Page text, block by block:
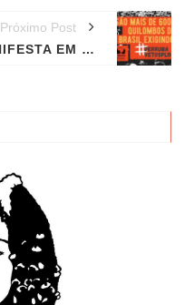
Próximo Post
CONAQ MANIFESTA EM NOTA REPÚDIO E MOTIVOS PARA DERRUBADA DOS VETOS AO PL 1142/20